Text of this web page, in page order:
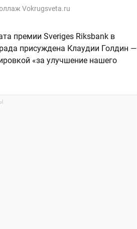
Vokrugsveta.ru
премии Sveriges Riksbank в
присуждена Клаудии Голдин —
«за улучшение нашего